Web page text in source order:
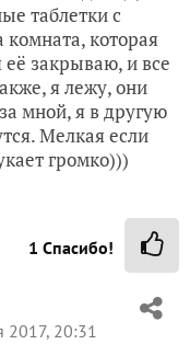
таблетки с
которая
её закрываю, и все
я лежу, они
мной, я в другую
Мелкая если
громко)))
1 Спасибо!
2017, 20:31